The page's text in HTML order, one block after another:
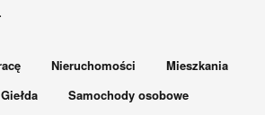
Nieruchomości
Mieszkania
Samochody osobowe